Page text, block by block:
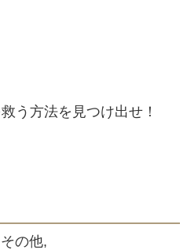
う方法を見つけ出せ！
の他,